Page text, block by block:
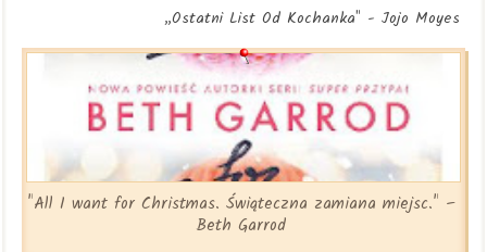
„Ostatni List Od Kochanka" - Jojo Moyes
"All I want for Christmas. Świąteczna zamiana miejsc." –
Beth Garrod